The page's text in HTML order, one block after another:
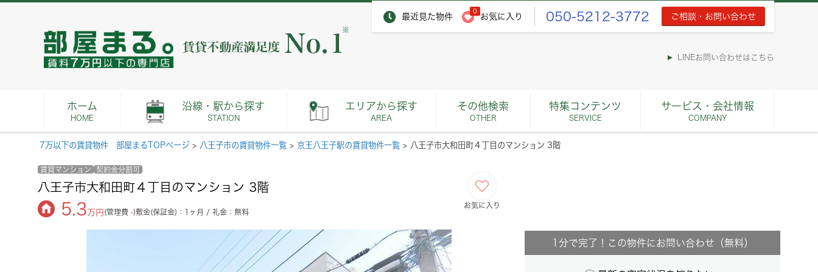
最近見た物件
0
お気に入り 050-5212-3772 ご相談・お問い合わせ
※
LINEお問い合わせはこちら
ホーム
HOME
沿線・駅から探す
STATION
エリアから探す
AREA
その他検索
OTHER
特集コンテンツ
SERVICE
サービス・会社情報
COMPANY
7万以下の賃貸物件 部屋まるTOPページ > 八王子市の賃貸物件一覧 > 京王八王子駅の賃貸物件一覧 > 八王子市大和田町４丁目のマンション 3階
賃貸マンション 契約金分割可
八王子市大和田町４丁目のマンション 3階
5.3 万円 (管理費 -)敷金(保証金)：1ヶ月 / 礼金：無料
お気に入り
1分で完了！この物件にお問い合わせ（無料）